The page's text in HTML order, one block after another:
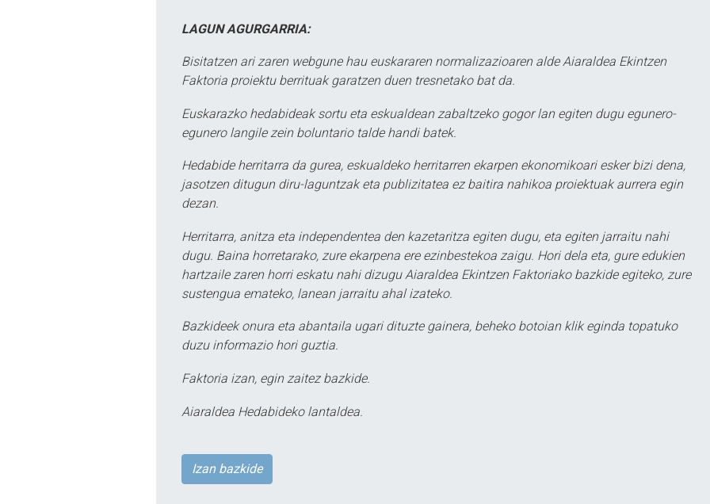
LAGUN AGURGARRIA:
Bisitatzen ari zaren webgune hau euskararen normalizazioaren alde Aiaraldea Ekintzen
Faktoria proiektu berrituak garatzen duen tresnetako bat da.
Euskarazko hedabideak sortu eta eskualdean zabaltzeko gogor lan egiten dugu egunero-
egunero langile zein boluntario talde handi batek.
Hedabide herritarra da gurea, eskualdeko herritarren ekarpen ekonomikoari esker bizi dena,
jasotzen ditugun diru-laguntzak eta publizitatea ez baitira nahikoa proiektuak aurrera egin
dezan.
Herritarra, anitza eta independentea den kazetaritza egiten dugu, eta egiten jarraitu nahi
dugu. Baina horretarako, zure ekarpena ere ezinbestekoa zaigu. Hori dela eta, gure edukien
hartzaile zaren horri eskatu nahi dizugu Aiaraldea Ekintzen Faktoriako bazkide egiteko, zure
sustengua emateko, lanean jarraitu ahal izateko.
Bazkideek onura eta abantaila ugari dituzte gainera, beheko botoian klik eginda topatuko
duzu informazio hori guztia.
Faktoria izan, egin zaitez bazkide.
Aiaraldea Hedabideko lantaldea.
Izan bazkide